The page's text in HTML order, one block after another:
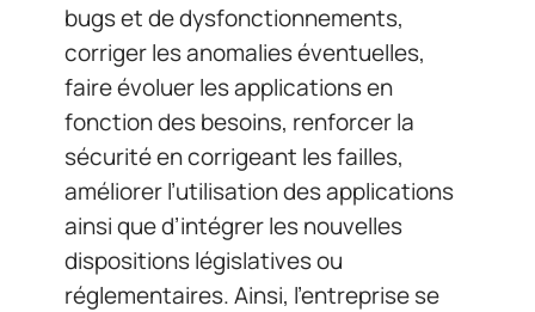
bugs et de dysfonctionnements,
corriger les anomalies éventuelles,
faire évoluer les applications en
fonction des besoins, renforcer la
sécurité en corrigeant les failles,
améliorer l’utilisation des applications
ainsi que d’intégrer les nouvelles
dispositions législatives ou
réglementaires. Ainsi, l’entreprise se